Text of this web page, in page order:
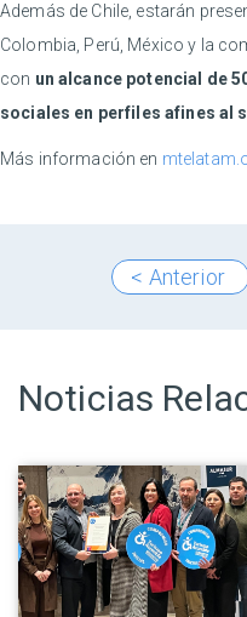
Además de Chile, estarán
Colombia, Perú, México y la
con un alcance potencial de
sociales en perfiles afines al
Más información en
< Anterior
Noticias